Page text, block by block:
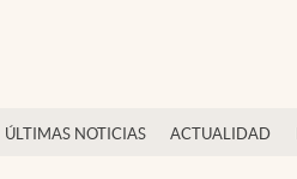
ÚLTIMAS NOTICIAS ACTUALIDAD
Actualidad